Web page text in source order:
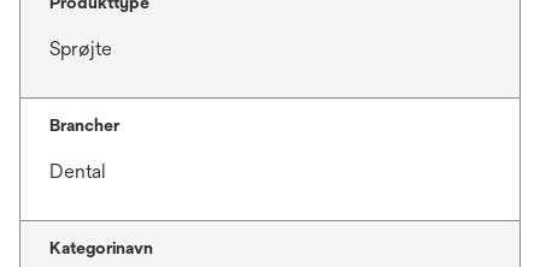
Sprøjte
Brancher
Dental
Kategorinavn